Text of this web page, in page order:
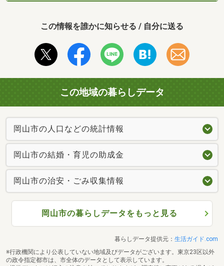
この情報を誰かに知らせる / 自分に送る
この地域の暮らしデータ
岡山市の人口などの統計情報
岡山市の結婚・育児の助成金
岡山市の治安・ごみ収集情報
岡山市の暮らしデータをもっと見る
暮らしデータ提供元： 生活ガイド.com
※行政機関により公表していない地域及びデータがございます。東京23区以外
の政令指定都市は、市全体のデータとして表示しています。